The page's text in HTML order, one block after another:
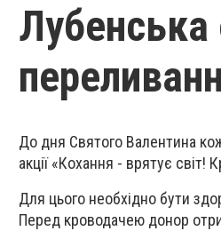
Лубенська
До дня Святого Валентина
акції «Кохання - врятує світ!
Для цього необхідно бути
Перед кроводачею донор